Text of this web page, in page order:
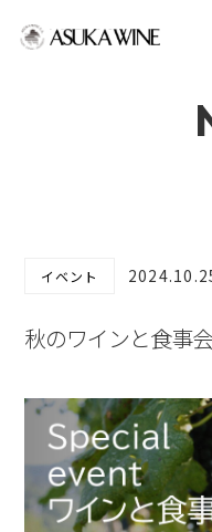
イベント
秋のワインと食事